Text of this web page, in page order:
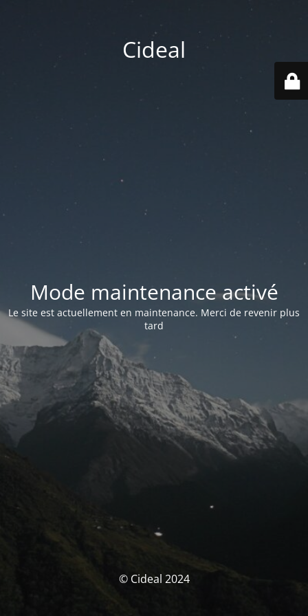
Cideal
Mode maintenance activé
Le site est actuellement en maintenance. Merci de revenir plus
tard
© Cideal 2024